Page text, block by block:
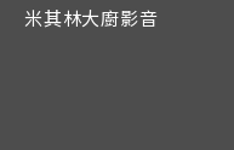
米其林大廚影音